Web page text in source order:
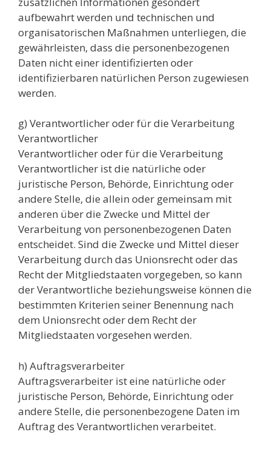
aufbewahrt werden und technischen und
organisatorischen Maßnahmen unterliegen, die
gewährleisten, dass die personenbezogenen
Daten nicht einer identifizierten oder
identifizierbaren natürlichen Person zugewiesen
werden.
g) Verantwortlicher oder für die Verarbeitung
Verantwortlicher
Verantwortlicher oder für die Verarbeitung
Verantwortlicher ist die natürliche oder
juristische Person, Behörde, Einrichtung oder
andere Stelle, die allein oder gemeinsam mit
anderen über die Zwecke und Mittel der
Verarbeitung von personenbezogenen Daten
entscheidet. Sind die Zwecke und Mittel dieser
Verarbeitung durch das Unionsrecht oder das
Recht der Mitgliedstaaten vorgegeben, so kann
der Verantwortliche beziehungsweise können die
bestimmten Kriterien seiner Benennung nach
dem Unionsrecht oder dem Recht der
Mitgliedstaaten vorgesehen werden.
h) Auftragsverarbeiter
Auftragsverarbeiter ist eine natürliche oder
juristische Person, Behörde, Einrichtung oder
andere Stelle, die personenbezogene Daten im
Auftrag des Verantwortlichen verarbeitet.